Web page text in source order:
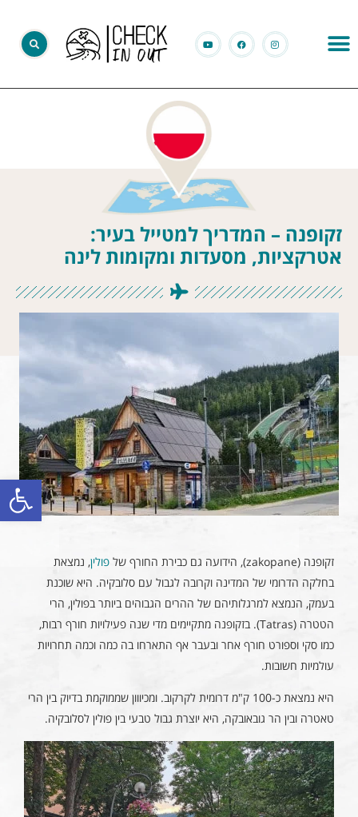
פתח
זקופנה – המדריך למטייל בעיר:
אטרקציות, מסעדות ומקומות לינה
זקופנה (zakopane), הידועה גם כבירת החורף של פולין, נמצאת
בחלקה הדרומי של המדינה וקרובה לגבול עם סלובקיה. היא שוכנת
בעמק, הנמצא למרגלותיהם של ההרים הגבוהים ביותר בפולין, הרי
הטטרה (Tatras). בזקופנה מתקיימים מדי שנה פעילויות חורף רבות,
כמו סקי וספורט חורף אחר ובעבר אף התארחו בה כמה וכמה תחרויות
עולמיות חשובות.
היא נמצאת כ-100 ק"מ דרומית לקרקוב. ומכיווון שממוקמת בדיוק בין הרי
טאטרה ובין הר גובאובקה, היא יוצרת גבול טבעי בין פולין לסלובקיה.